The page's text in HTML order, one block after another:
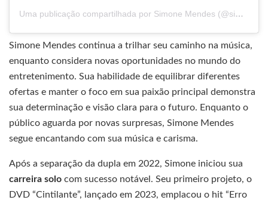
Uma publicação compartilhada por Simone Mendes (@simonemendes)
Simone Mendes continua a trilhar seu caminho na música,
enquanto considera novas oportunidades no mundo do
entretenimento. Sua habilidade de equilibrar diferentes
ofertas e manter o foco em sua paixão principal demonstra
sua determinação e visão clara para o futuro. Enquanto o
público aguarda por novas surpresas, Simone Mendes
segue encantando com sua música e carisma.
Após a separação da dupla em 2022, Simone iniciou sua
carreira solo com sucesso notável. Seu primeiro projeto, o
DVD “Cintilante”, lançado em 2023, emplacou o hit “Erro